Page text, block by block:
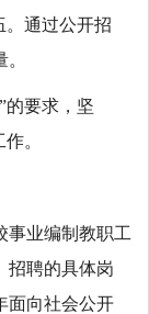
。通过公开招
的要求，坚
。
事业编制教职工
招聘的具体岗
面向社会公开